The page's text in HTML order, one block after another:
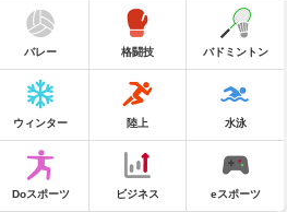
バレー 格闘技 バドミントン
ウィンター 陸上 水泳
Doスポーツ ビジネス eスポーツ